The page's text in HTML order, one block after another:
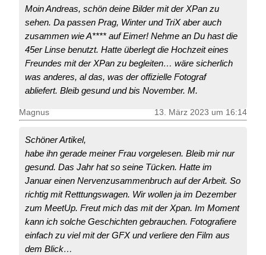
Moin Andreas, schön deine Bilder mit der XPan zu
sehen. Da passen Prag, Winter und TriX aber auch
zusammen wie A**** auf Eimer! Nehme an Du hast die
45er Linse benutzt. Hatte überlegt die Hochzeit eines
Freundes mit der XPan zu begleiten… wäre sicherlich
was anderes, al das, was der offizielle Fotograf
abliefert. Bleib gesund und bis November. M.
Magnus 13. März 2023 um 16:14
Schöner Artikel,
habe ihn gerade meiner Frau vorgelesen. Bleib mir nur
gesund. Das Jahr hat so seine Tücken. Hatte im
Januar einen Nervenzusammenbruch auf der Arbeit. So
richtig mit Retttungswagen. Wir wollen ja im Dezember
zum MeetUp. Freut mich das mit der Xpan. Im Moment
kann ich solche Geschichten gebrauchen. Fotografiere
einfach zu viel mit der GFX und verliere den Film aus
dem Blick…